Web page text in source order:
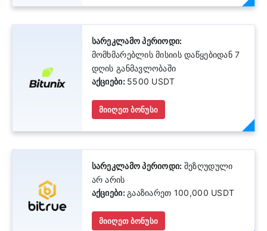
სარეკლამო პერიოდი:
მომხმარებლის მისიის დაწყებიდან 7
დღის განმავლობაში
აქციები: 5500 USDT
მიიღეთ ბონუსი
სარეკლამო პერიოდი: შეზღუდული
არ არის
აქციები:გააზიარეთ 100,000 USDT
მიიღეთ ბონუსი